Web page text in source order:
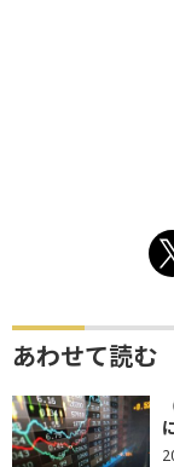
あわせて読む